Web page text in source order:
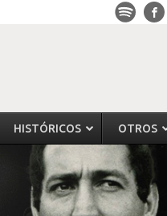
HISTÓRICOS OTROS